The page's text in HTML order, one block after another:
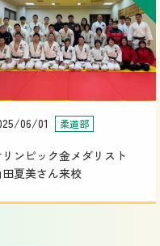
06/01 柔道部
リンピック金メダリスト
田夏美さん来校